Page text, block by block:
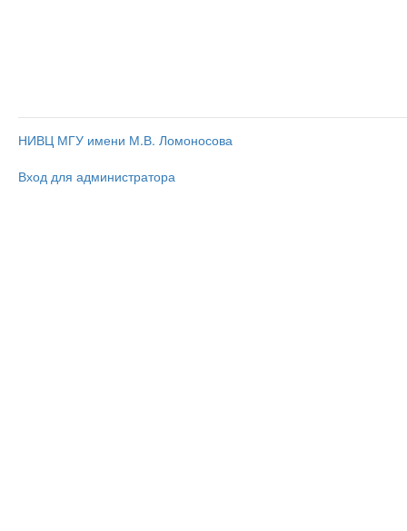
НИВЦ МГУ имени М.В. Ломоносова
Вход для администратора